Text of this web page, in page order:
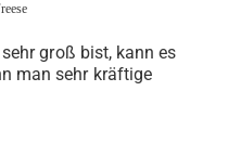
groß bist, kann es
man sehr kräftige